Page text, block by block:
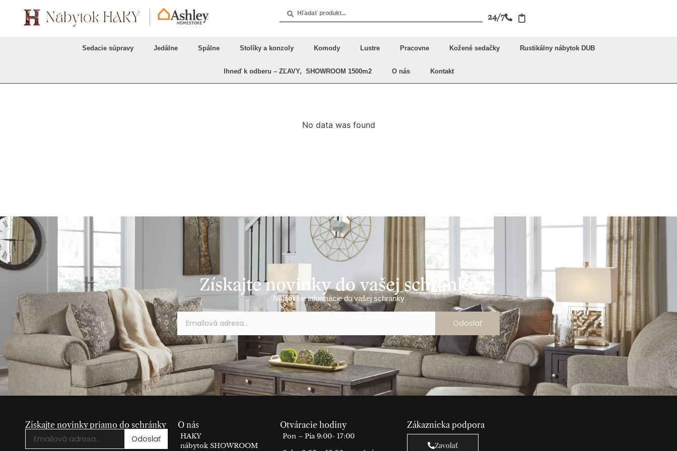
24/7
Sedacie súpravy Jedálne Spálne Stolíky a konzoly Komody Lustre Pracovne Kožené sedačky Rustikálny nábytok DUB
Ihneď k odberu – ZĽAVY, SHOWROOM 1500m2 O nás Kontakt
No data was found
Získajte novinky do vašej schránky
Najnovšie informácie do vašej schránky
Odoslať
Získajte novinky priamo do schránky
Odoslať
O nás
HAKY
nábytok SHOWROOM
Otváracie hodiny
Pon – Pia 9:00- 17:00
Zákaznícka podpora
Zavolať